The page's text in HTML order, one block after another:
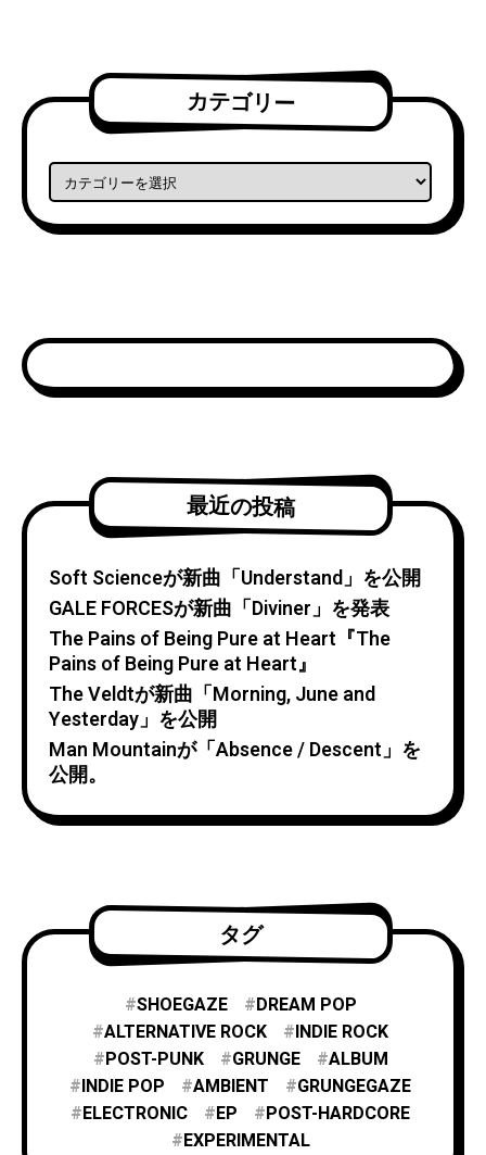
カテゴリー
カテゴリー
最近の投稿
Soft Scienceが新曲「Understand」を公開
GALE FORCESが新曲「Diviner」を発表
The Pains of Being Pure at Heart『The
Pains of Being Pure at Heart』
The Veldtが新曲「Morning, June and
Yesterday」を公開
Man Mountainが「Absence / Descent」を
公開。
タグ
SHOEGAZE
DREAM POP
ALTERNATIVE ROCK
INDIE ROCK
POST-PUNK
GRUNGE
ALBUM
INDIE POP
AMBIENT
GRUNGEGAZE
ELECTRONIC
EP
POST-HARDCORE
EXPERIMENTAL